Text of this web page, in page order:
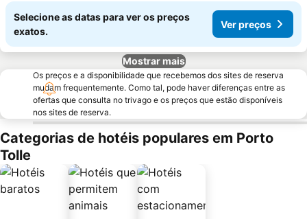
Selecione as datas para ver os preços
exatos.
Ver preços
Mostrar mais
Os preços e a disponibilidade que recebemos dos sites de reserva
mudam frequentemente. Como tal, pode haver diferenças entre as
ofertas que consulta no trivago e os preços que estão disponíveis
nos sites de reserva.
Categorias de hotéis populares em Porto
Tolle